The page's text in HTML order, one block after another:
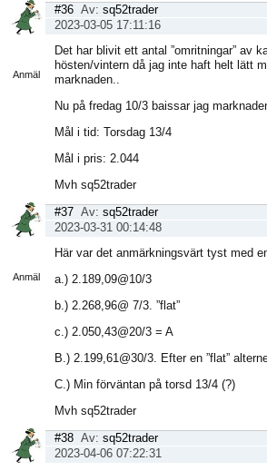
Anmäl
#36 Av: sq52trader
2023-03-05 17:11:16
Det har blivit ett antal ”omritningar” av
hösten/vintern då jag inte haft helt lätt
marknaden..
Nu på fredag 10/3 baissar jag
Mål i tid: Torsdag 13/4
Mål i pris: 2.044
Mvh sq52trader
Anmäl
#37 Av: sq52trader
2023-03-31 00:14:48
Här var det anmärkningsvärt tyst med
a.) 2.189,09@10/3
b.) 2.268,96@ 7/3. ”flat”
c.) 2.050,43@20/3 = A
B.) 2.199,61@30/3. Efter en ”flat”
C.) Min förväntan på torsd 13/4 (?)
Mvh sq52trader
#38 Av: sq52trader
2023-04-06 07:22:31